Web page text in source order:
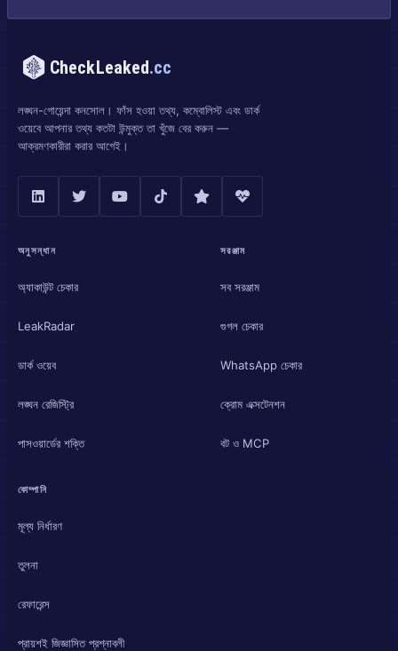
CheckLeaked.cc
লঙ্ঘন-গোয়েন্দা কনসোল। ফাঁস হওয়া তথ্য, কম্বোলিস্ট এবং ডার্ক
ওয়েবে আপনার তথ্য কতটা উন্মুক্ত তা খুঁজে বের করুন —
আক্রমণকারীরা করার আগেই।
অনুসন্ধান
অ্যাকাউন্ট চেকার
LeakRadar
ডার্ক ওয়েব
লঙ্ঘন রেজিস্ট্রি
পাসওয়ার্ডের শক্তি
সরঞ্জাম
সব সরঞ্জাম
গুগল চেকার
WhatsApp চেকার
ক্রোম এক্সটেনশন
বট ও MCP
কোম্পানি
মূল্য নির্ধারণ
তুলনা
রেফারেন্স
প্রায়শই জিজ্ঞাসিত প্রশ্নাবলী